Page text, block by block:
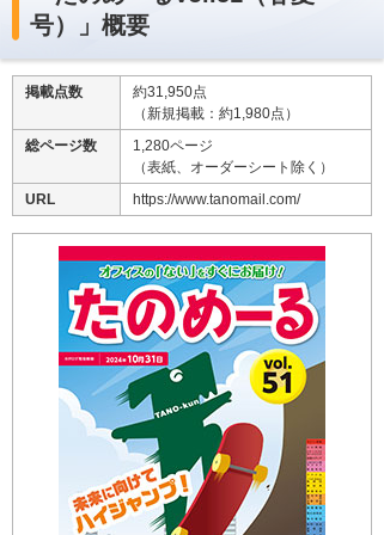
号）」概要
掲載点数
約31,950点
（新規掲載：約1,980点）
総ページ数
1,280ページ
（表紙、オーダーシート除く）
URL
https://www.tanomail.com/